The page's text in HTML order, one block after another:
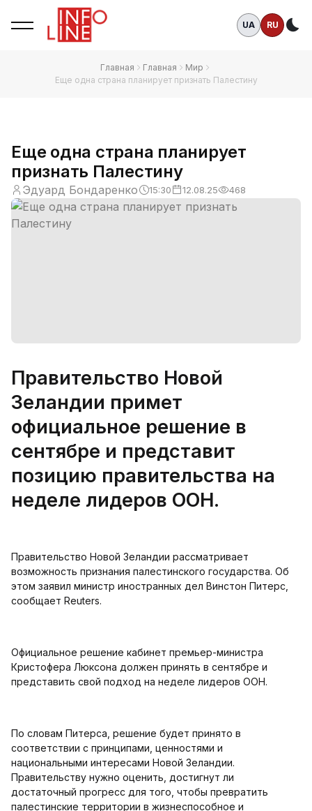
UA RU
Главная Главная
Мир
Еще одна страна планирует признать Палестину
Еще одна страна планирует
признать Палестину
Эдуард Бондаренко 15:30 12.08.25 468
Правительство Новой
Зеландии примет
официальное решение в
сентябре и представит
позицию правительства на
неделе лидеров ООН.
Правительство Новой Зеландии рассматривает
возможность признания палестинского государства. Об
этом заявил министр иностранных дел Винстон Питерс,
сообщает Reuters.
Официальное решение кабинет премьер-министра
Кристофера Люксона должен принять в сентябре и
представить свой подход на неделе лидеров ООН.
По словам Питерса, решение будет принято в
соответствии с принципами, ценностями и
национальными интересами Новой Зеландии.
Правительству нужно оценить, достигнут ли
достаточный прогресс для того, чтобы превратить
палестинские территории в жизнеспособное и